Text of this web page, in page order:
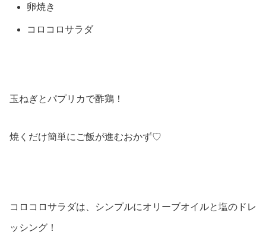
卵焼き
コロコロサラダ
玉ねぎとパプリカで酢鶏！
焼くだけ簡単にご飯が進むおかず♡
コロコロサラダは、シンプルにオリーブオイルと塩のドレ
ッシング！